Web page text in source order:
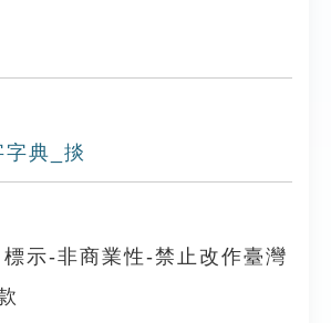
典_掞
示-非商業性-禁止改作臺灣